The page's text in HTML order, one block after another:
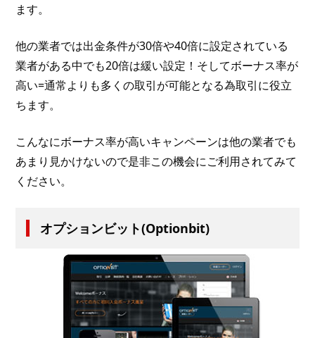
ます。
他の業者では出金条件が30倍や40倍に設定されている
業者がある中でも20倍は緩い設定！そしてボーナス率が
高い=通常よりも多くの取引が可能となる為取引に役立
ちます。
こんなにボーナス率が高いキャンペーンは他の業者でも
あまり見かけないので是非この機会にご利用されてみて
ください。
オプションビット(Optionbit)